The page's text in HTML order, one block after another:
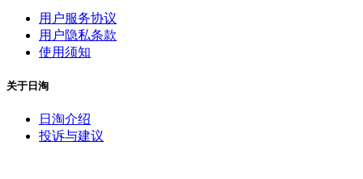
用户服务协议
用户隐私条款
使用须知
关于日淘
日淘介绍
投诉与建议